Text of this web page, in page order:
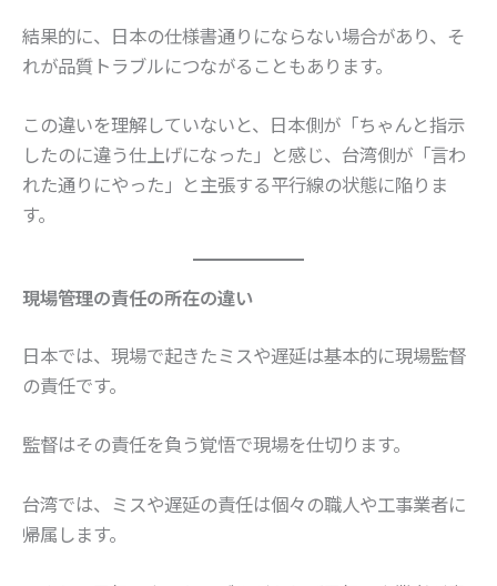
結果的に、日本の仕様書通りにならない場合があり、そ
れが品質トラブルにつながることもあります。
この違いを理解していないと、日本側が「ちゃんと指示
したのに違う仕上げになった」と感じ、台湾側が「言わ
れた通りにやった」と主張する平行線の状態に陥りま
す。
現場管理の責任の所在の違い
日本では、現場で起きたミスや遅延は基本的に現場監督
の責任です。
監督はその責任を負う覚悟で現場を仕切ります。
台湾では、ミスや遅延の責任は個々の職人や工事業者に
帰属します。